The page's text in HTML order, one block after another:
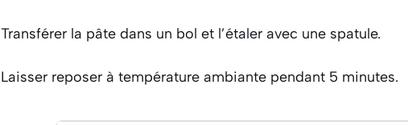
Transférer la pâte dans un bol et l’étaler avec une spatule.
Laisser reposer à température ambiante pendant 5 minutes.